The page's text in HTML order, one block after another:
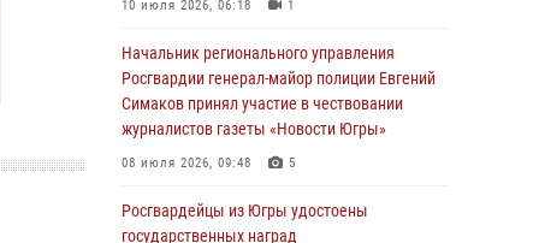
06 августа 2026, 11:28
Офицеры Росгвардии и ветераны войск
правопорядка почтили память генерала
армии Ивана Кирилловича Яковлева
В Югре при силовой поддержке ОМОН
10 июля 2026, 06:18 1
Начальник регионального управления
Росгвардии генерал-майор полиции Евгений
Симаков принял участие в чествовании
журналистов газеты «Новости Югры»
08 июля 2026, 09:48 5
Росгвардейцы из Югры удостоены
государственных наград